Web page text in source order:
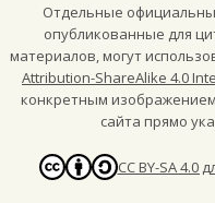
Отдельные
опубликованные для
материалов, могут
Attribution-ShareAlike 4.0
конкретным
сайта прямо
CC BY-SA 4.0